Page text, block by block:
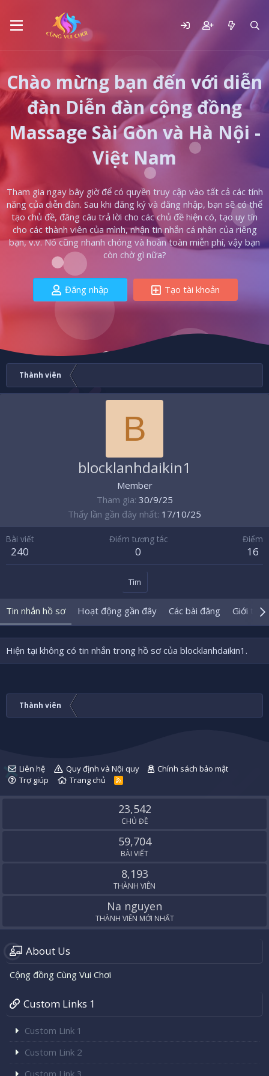
Chào mừng bạn đến với diễn
đàn Diễn đàn cộng đồng
Massage Sài Gòn và Hà Nội -
Việt Nam
Tham gia ngay bây giờ để có quyền truy cập vào tất cả các tính
năng của diễn đàn. Sau khi đăng ký và đăng nhập, bạn sẽ có thể
tạo chủ đề, đăng câu trả lời cho các chủ đề hiện có, tạo uy tín
cho các thành viên của mình, nhận tin nhắn cá nhân của riêng
bạn, v.v. Nó cũng nhanh chóng và hoàn toàn miễn phí, vậy bạn
còn chờ gì nữa?
Đăng nhập Tạo tài khoản
Thành viên
B
blocklanhdaikin1
Member
Tham gia 30/9/25
Thấy lần gần đây nhất 17/10/25
Bài viết
240
Điểm tương tác
0
Điểm
16
Tìm
Tin nhắn hồ sơ Hoạt động gần đây Các bài đăng Giới
Hiện tại không có tin nhắn trong hồ sơ của blocklanhdaikin1.
Thành viên
Liên hệ Quy định và Nội quy
Chính sách bảo mật
Trợ giúp
Trang chủ
R
S
23,542
CHỦ ĐỀ
59,704
BÀI VIẾT
8,193
THÀNH VIÊN
Na nguyen
THÀNH VIÊN MỚI NHẤT
About Us
Cộng đồng Cùng Vui Chơi
Custom Links 1
Custom Link 1
Custom Link 2